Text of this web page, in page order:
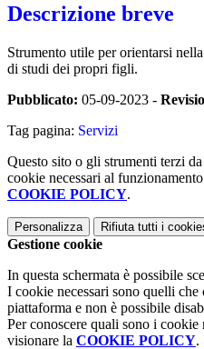
Descrizione breve
Strumento utile per orientarsi
di studi dei propri figli.
Pubblicato: 05-09-2023 -
Tag pagina: Servizi
Questo sito o gli strumenti terzi
cookie necessari al
COOKIE POLICY.
Personalizza Rifiuta tutti i
Gestione cookie
In questa schermata è possibile
I cookie necessari sono quelli
piattaforma e non è possibile
Per conoscere quali sono i
visionare la COOKIE POLICY.